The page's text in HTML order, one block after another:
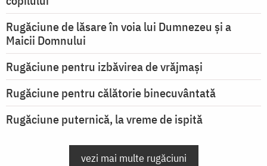
Rugăciune de lăsare în voia lui Dumnezeu şi a
Maicii Domnului
Rugăciune pentru izbăvirea de vrăjmași
Rugăciune pentru călătorie binecuvântată
Rugăciune puternică, la vreme de ispită
vezi mai multe rugăciuni